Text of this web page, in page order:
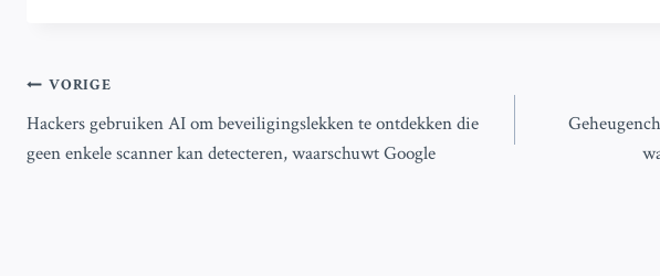
Bericht
navigatie
VORIGE
Hackers gebruiken AI om beveiligingslekken te ontdekken die
geen enkele scanner kan detecteren, waarschuwt Google